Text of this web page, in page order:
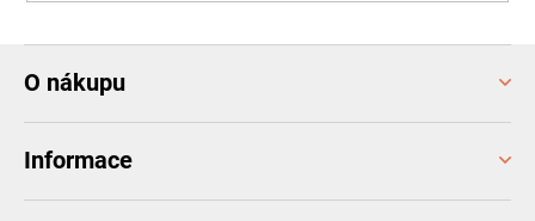
O nákupu
Informace